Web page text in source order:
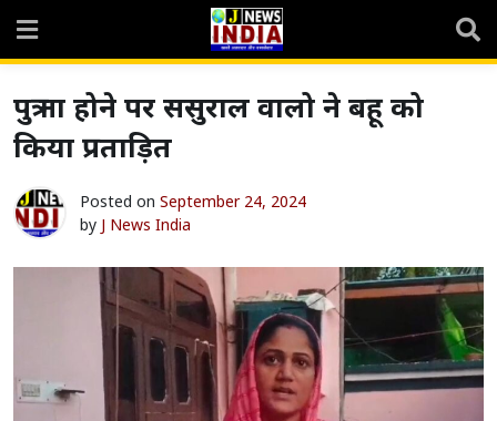
content
पुत्र ना होने पर ससुराल वालो ने बहू को
किया प्रताड़ित
Posted on September 24, 2024
by J News India